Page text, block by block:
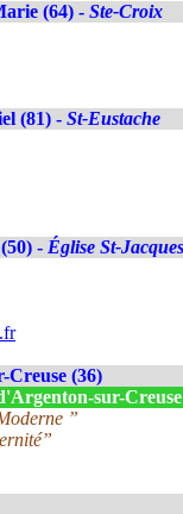
(64) - Ste-Croix
(81) - St-Eustache
- Église St-Jacques
Creuse (36)
sur-
”